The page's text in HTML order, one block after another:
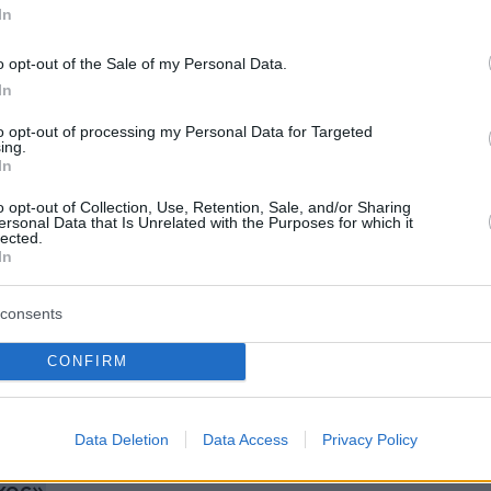
opt-out of the Sale of my Personal Data.
opt-out of processing my Personal Data for Targeted
opt-out of Collection, Use, Retention, Sale, and/or Sharing
Data that Is Unrelated with the Purposes for which it
CONFIRM
Data Deletion Data Access Privacy Policy
πυρηνικές εγκαταστάσεις που
Τι γνωρίζουμε για Φορντό, Νατάνζ και
στον πόλεμο: Βομβάρδισαν με bunker-
ιρανική τηλεόραση: Κάθε πολίτης ή